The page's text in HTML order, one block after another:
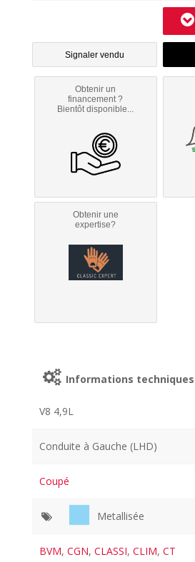
Signaler vendu
Obtenir un
financement ?
Bientôt disponible...
Obtenir une
expertise?
Informations techniques
V8 4,9L
Conduite à Gauche (LHD)
Coupé
Metallisée
BVM,CGN,CLASSI,CLIM,CT